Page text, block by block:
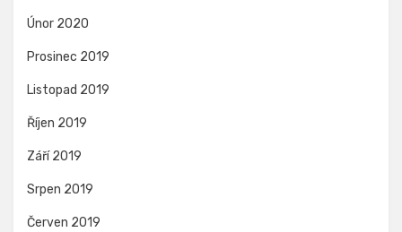
Únor 2020
Prosinec 2019
Listopad 2019
Říjen 2019
Září 2019
Srpen 2019
Červen 2019